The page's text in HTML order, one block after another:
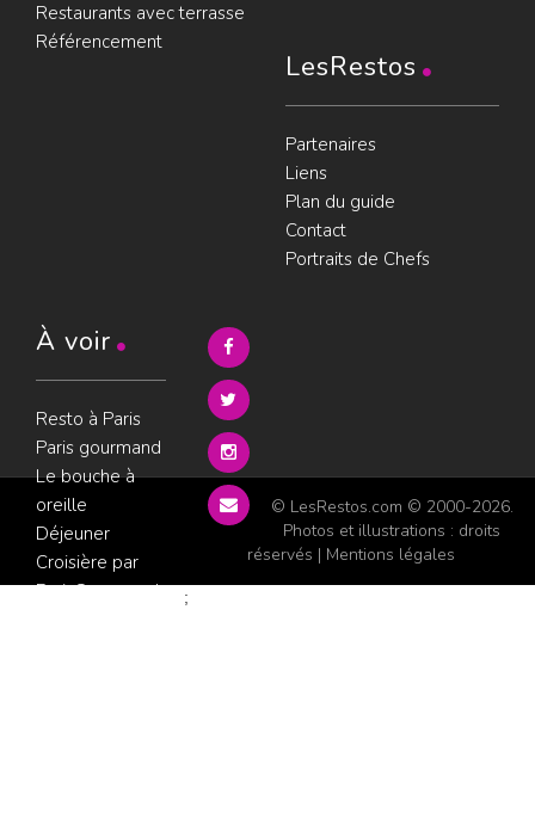
Restaurants avec terrasse
Référencement
LesRestos
Partenaires
Liens
Plan du guide
Contact
Portraits de Chefs
À voir
Resto à Paris
Paris gourmand
Le bouche à
oreille
Déjeuner
Croisière par
ParisGourmand
© LesRestos.com © 2000-2026.
Photos et illustrations : droits
réservés | Mentions légales
;